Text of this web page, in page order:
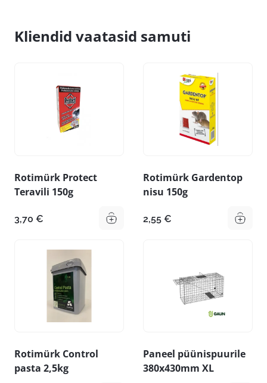
Kliendid vaatasid samuti
Rotimürk Protect
Teravili 150g
3,70 €
Rotimürk Gardentop
nisu 150g
2,55 €
Rotimürk Control
pasta 2,5kg
Paneel püünispuurile
380x430mm XL